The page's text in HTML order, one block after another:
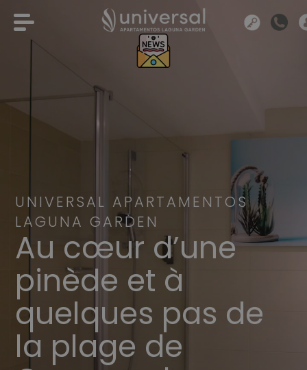
UNIVERSAL APARTAMENTOS
LAGUNA GARDEN
Au cœur d’une
pinède et à
quelques pas de
la plage de